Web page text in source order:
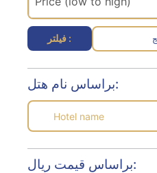
فیلتر :
براساس نام هتل:
براساس قیمت ریال: